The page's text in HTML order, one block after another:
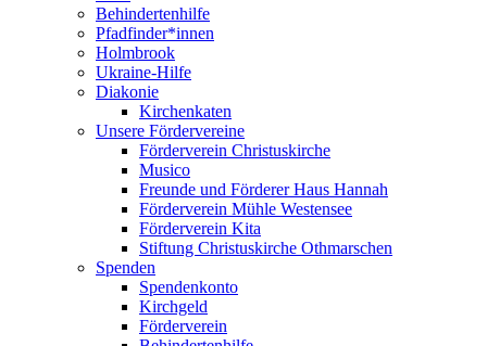
Behindertenhilfe
Pfadfinder*innen
Holmbrook
Ukraine-Hilfe
Diakonie
Kirchenkaten
Unsere Fördervereine
Förderverein Christuskirche
Musico
Freunde und Förderer Haus Hannah
Förderverein Mühle Westensee
Förderverein Kita
Stiftung Christuskirche Othmarschen
Spenden
Spendenkonto
Kirchgeld
Förderverein